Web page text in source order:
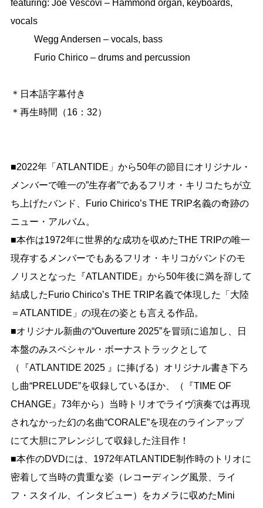
featuring: Joe Vescovi – Hammond organ, keyboards,
vocals
＊日本語字幕付き
＊再生時間（16：32）
■2022年「ATLANTIDE」から50年の節目にオリジナル・
メンバーで唯一の”生存者”であるフリオ・キリコたちが立
ち上げたバンド、Furio Chirico’s THE TRIP名義の奇跡の
ニュー・アルバム。
■本作は1972年に世界的な成功を収めたTHE TRIPの唯一
現存するメンバーでもあるフリオ・キリコがバンドのモ
ノリスとなった『ATLANTIDE』から50年後に満を辞して
結成したFurio Chirico’s THE TRIP名義で体現した「大陸
＝ATLANTIDE」の現在の姿とも言える作品。
■オリジナル新曲の“Ouverture 2025”を冒頭に追加し、日
本盤のみスペシャル・ボーナストラックとして
（『ATLANTIDE 2025 』に捧げる）オリジナル書き下ろ
し曲“PRELUDE”を収録しているほか、（『TIME OF
CHANGE』73年から）当時トリオでライヴ演奏では再現
されなかった幻の名曲“CORALE”を現在のラインアップ
にて大胆にアレンジして収録した注目作！
■本作のDVDには、1972年ATLANTIDE制作時のトリオに
密着して当時の貴重な姿（レコーディング風景、ライ
フ・スタイル、インタビュー）をカメラに収めたMini